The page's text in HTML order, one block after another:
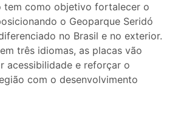
tem como objetivo fortalecer o
o Geoparque Seridó
no Brasil e no exterior.
três idiomas, as placas vão
acessibilidade e reforçar o
com o desenvolvimento